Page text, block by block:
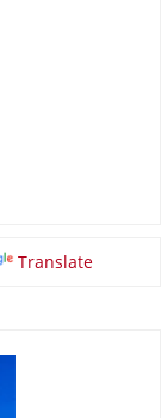
Translate